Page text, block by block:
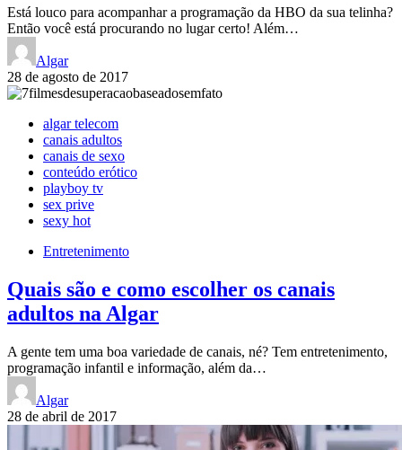
Está louco para acompanhar a programação da HBO da sua telinha?
Então você está procurando no lugar certo! Além…
Algar
28 de agosto de 2017
algar telecom
canais adultos
canais de sexo
conteúdo erótico
playboy tv
sex prive
sexy hot
Entretenimento
Quais são e como escolher os canais
adultos na Algar
A gente tem uma boa variedade de canais, né? Tem entretenimento,
programação infantil e informação, além da…
Algar
28 de abril de 2017